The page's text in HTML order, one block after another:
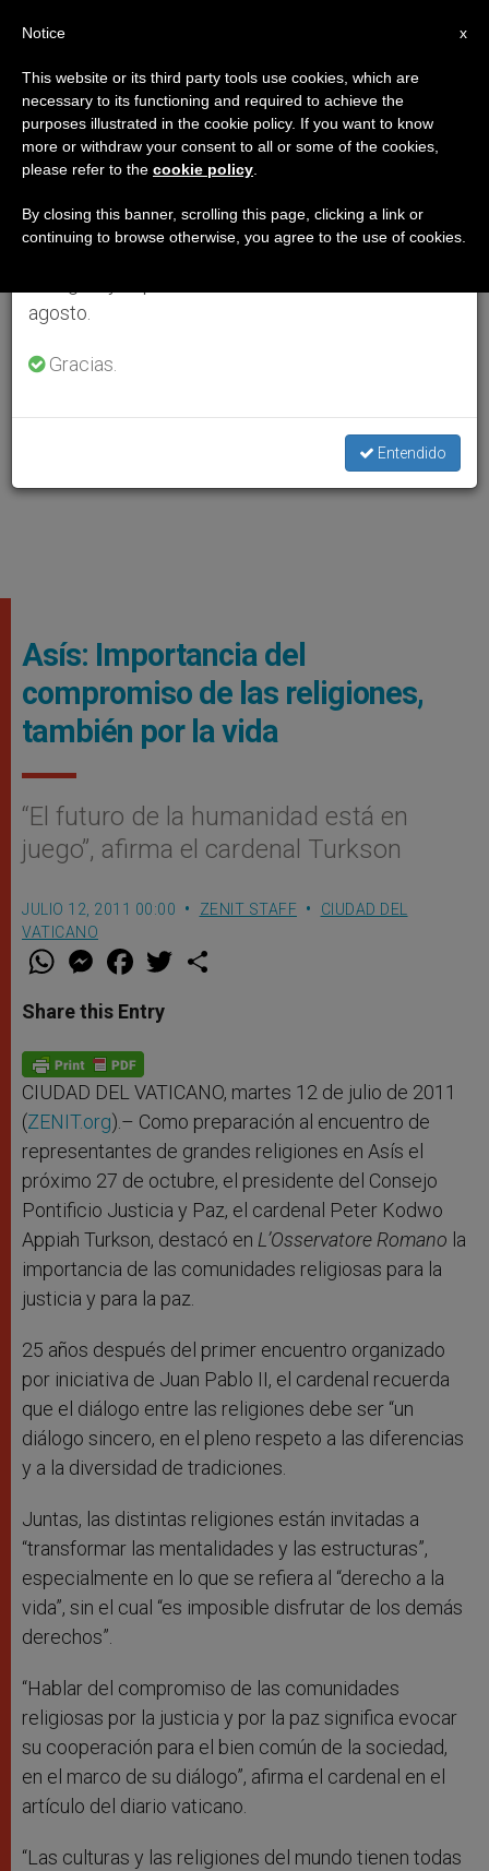
Asís: Importancia del
compromiso de las religiones,
también por la vida
“El futuro de la humanidad está en
juego”, afirma el cardenal Turkson
JULIO 12, 2011 00:00 ZENIT STAFF
CIUDAD DEL
VATICANO
W
t
s
p
p
M
e
s
e
g
e
r
F
a
e
b
o
k
w
Share this Entry
CIUDAD DEL VATICANO, martes 12 de julio de 2011
(ZENIT.org).– Como preparación al encuentro de
representantes de grandes religiones en Asís el
próximo 27 de octubre, el presidente del Consejo
Pontificio Justicia y Paz, el cardenal Peter Kodwo
Appiah Turkson, destacó en L’Osservatore Romano la
importancia de las comunidades religiosas para la
justicia y para la paz.
25 años después del primer encuentro organizado
por iniciativa de Juan Pablo II, el cardenal recuerda
que el diálogo entre las religiones debe ser “un
diálogo sincero, en el pleno respeto a las diferencias
y a la diversidad de tradiciones.
Juntas, las distintas religiones están invitadas a
“transformar las mentalidades y las estructuras”,
especialmente en lo que se refiera al “derecho a la
vida”, sin el cual “es imposible disfrutar de los demás
derechos”.
“Hablar del compromiso de las comunidades
religiosas por la justicia y por la paz significa evocar
su cooperación para el bien común de la sociedad,
en el marco de su diálogo”, afirma el cardenal en el
artículo del diario vaticano.
“Las culturas y las religiones del mundo tienen todas
×
Aviso importante
Del 27 de julio al 7 de agosto haremos la pausa
anual, aprovechando que en el periodo de verano
se generan menos informaciones y también el
agosto.
Gracias.
Entendido
x
Notice
This website or its third party tools use cookies, which are
necessary to its functioning and required to achieve the
purposes illustrated in the cookie policy. If you want to know
more or withdraw your consent to all or some of the cookies,
please refer to the cookie policy
By closing this banner, scrolling this page, clicking a link or
continuing to browse otherwise, you agree to the use of cookies.